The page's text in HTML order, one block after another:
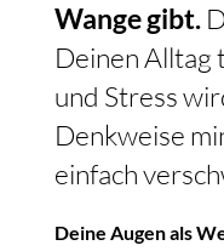
Wange gibt.
Deinen Alltag
und Stress
Denkweise
einfach
Deine Augen als